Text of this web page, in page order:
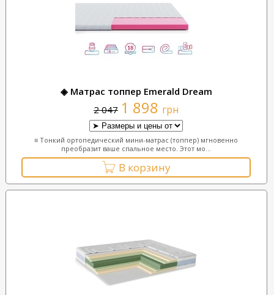
◈ Матрас топпер Emerald Dream
2 047 1 898 грн
≡ Тонкий ортопедический мини-матрас (топпер) мгновенно
преобразит ваше спальное место. Этот мо...
В корзину